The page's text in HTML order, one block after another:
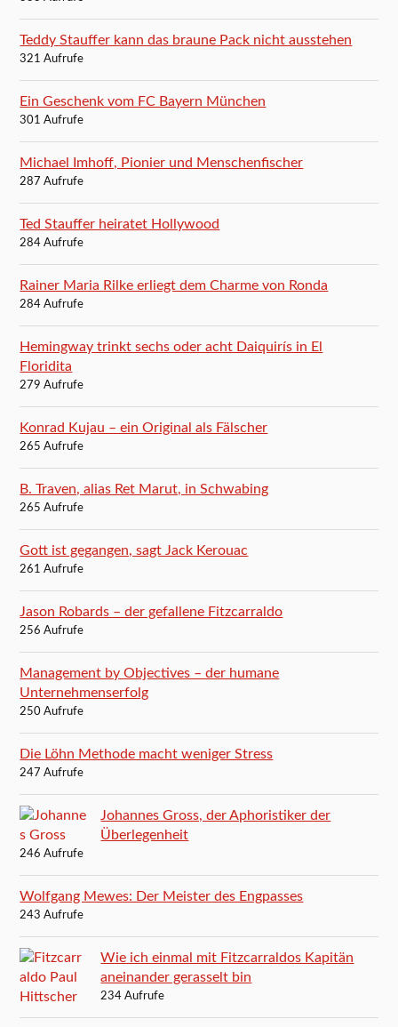
Teddy Stauffer kann das braune Pack nicht ausstehen
321 Aufrufe
Ein Geschenk vom FC Bayern München
301 Aufrufe
Michael Imhoff, Pionier und Menschenfischer
287 Aufrufe
Ted Stauffer heiratet Hollywood
284 Aufrufe
Rainer Maria Rilke erliegt dem Charme von Ronda
284 Aufrufe
Hemingway trinkt sechs oder acht Daiquirís in El
Floridita
279 Aufrufe
Konrad Kujau – ein Original als Fälscher
265 Aufrufe
B. Traven, alias Ret Marut, in Schwabing
265 Aufrufe
Gott ist gegangen, sagt Jack Kerouac
261 Aufrufe
Jason Robards – der gefallene Fitzcarraldo
256 Aufrufe
Management by Objectives – der humane
Unternehmenserfolg
250 Aufrufe
Die Löhn Methode macht weniger Stress
247 Aufrufe
Johannes Gross, der Aphoristiker der
Überlegenheit
246 Aufrufe
Wolfgang Mewes: Der Meister des Engpasses
243 Aufrufe
Wie ich einmal mit Fitzcarraldos Kapitän
aneinander gerasselt bin
234 Aufrufe